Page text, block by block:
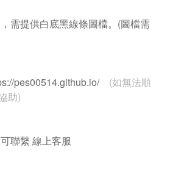
需提供白底黑線條圖檔。(圖檔需
pes00514.github.io/
(如無法順
助)
聯繫 線上客服